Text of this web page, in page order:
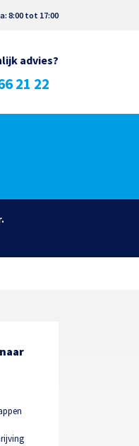
8:00 tot 17:00
advies?
21 22